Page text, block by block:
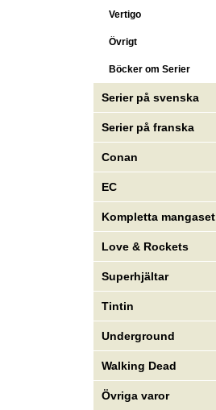
Vertigo
Övrigt
Böcker om Serier
Serier på svenska
Serier på franska
Conan
EC
Kompletta mangaset
Love & Rockets
Superhjältar
Tintin
Underground
Walking Dead
Övriga varor